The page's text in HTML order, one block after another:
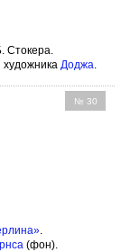
Стокера.
Доджа.
№ 30
.
(фон).